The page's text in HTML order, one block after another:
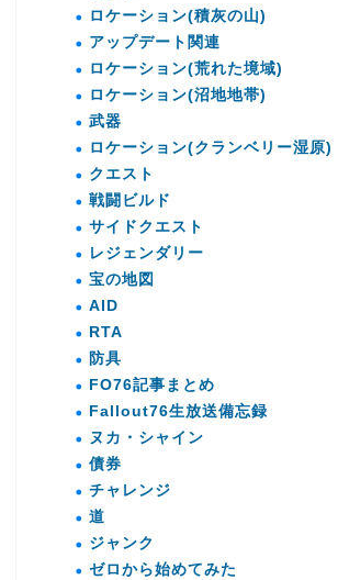
ロケーション(積灰の山)
アップデート関連
ロケーション(荒れた境域)
ロケーション(沼地地帯)
武器
ロケーション(クランベリー湿原)
クエスト
戦闘ビルド
サイドクエスト
レジェンダリー
宝の地図
AID
RTA
防具
FO76記事まとめ
Fallout76生放送備忘録
ヌカ・シャイン
債券
チャレンジ
道
ジャンク
ゼロから始めてみた